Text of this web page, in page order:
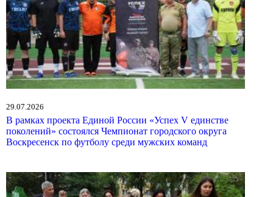
29.07.2026
В рамках проекта Единой России «Успех V единстве
поколений» состоялся Чемпионат городского округа
Воскресенск по футболу среди мужских команд